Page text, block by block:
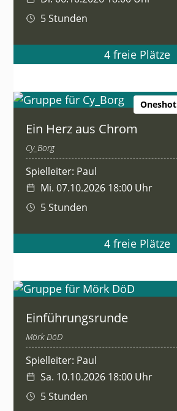
5 Stunden
4 freie Plätze
Oneshot
Ein Herz aus Chrom
Cy_Borg
Spielleiter: Paul
Mi. 07.10.2026 18:00 Uhr
5 Stunden
4 freie Plätze
Einführungsrunde
Mörk DöD
Spielleiter: Paul
Sa. 10.10.2026 18:00 Uhr
5 Stunden